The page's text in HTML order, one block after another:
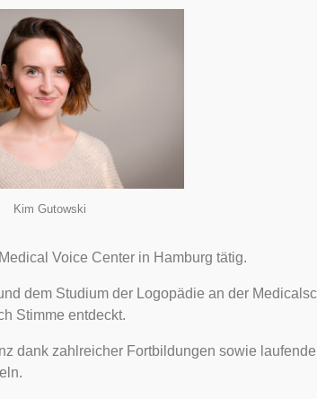
Kim Gutowski
Voice Center in Hamburg tätig.
dem Studium der Logopädie an der
Stimme entdeckt.
dank zahlreicher Fortbildungen sowie